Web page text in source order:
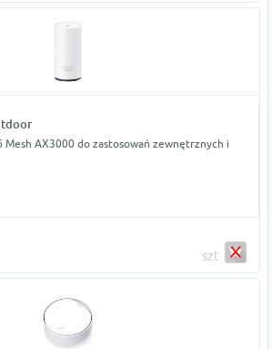
Mesh AX3000 do zastosowań zewnętrznych i
szt